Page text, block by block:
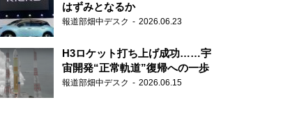
はずみとなるか
報道部畑中デスク 2026.06.23
H3ロケット打ち上げ成功……宇
宙開発“正常軌道”復帰への一歩
報道部畑中デスク 2026.06.15